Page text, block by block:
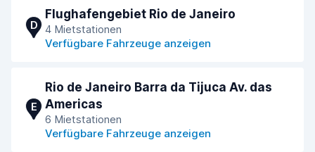
D
Flughafengebiet Rio de Janeiro
4 Mietstationen
Verfügbare Fahrzeuge anzeigen
E
Rio de Janeiro Barra da Tijuca Av. das
Americas
6 Mietstationen
Verfügbare Fahrzeuge anzeigen